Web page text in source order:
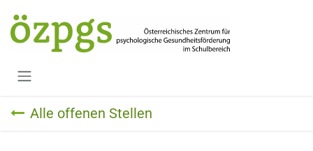
Alle offenen Stellen